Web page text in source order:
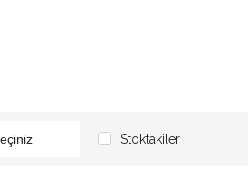
Stoktakiler